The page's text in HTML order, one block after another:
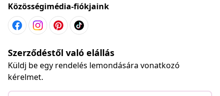
Közösségimédia-fiókjaink
Szerződéstől való elállás
Küldj be egy rendelés lemondására vonatkozó
kérelmet.